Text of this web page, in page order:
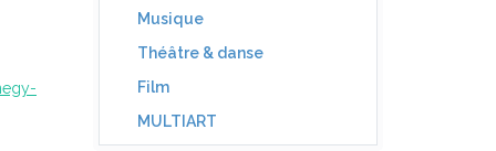
Musique
Théâtre & danse
Film
MULTIART